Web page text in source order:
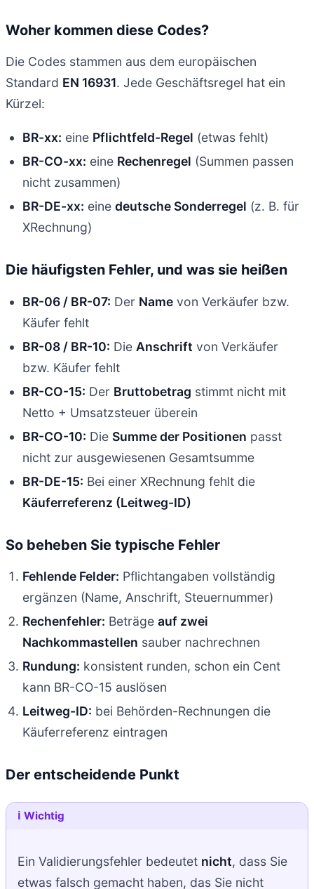
Woher kommen diese Codes?
Die Codes stammen aus dem europäischen
Standard EN 16931. Jede Geschäftsregel hat ein
Kürzel:
BR-xx: eine Pflichtfeld-Regel (etwas fehlt)
BR-CO-xx: eine Rechenregel (Summen passen
nicht zusammen)
BR-DE-xx: eine deutsche Sonderregel (z. B. für
XRechnung)
Die häufigsten Fehler, und was sie heißen
BR-06 / BR-07: Der Name von Verkäufer bzw.
Käufer fehlt
BR-08 / BR-10: Die Anschrift von Verkäufer
bzw. Käufer fehlt
BR-CO-15: Der Bruttobetrag stimmt nicht mit
Netto + Umsatzsteuer überein
BR-CO-10: Die Summe der Positionen passt
nicht zur ausgewiesenen Gesamtsumme
BR-DE-15: Bei einer XRechnung fehlt die
Käuferreferenz (Leitweg-ID)
So beheben Sie typische Fehler
Fehlende Felder: Pflichtangaben vollständig
ergänzen (Name, Anschrift, Steuernummer)
Rechenfehler: Beträge auf zwei
Nachkommastellen sauber nachrechnen
Rundung: konsistent runden, schon ein Cent
kann BR-CO-15 auslösen
Leitweg-ID: bei Behörden-Rechnungen die
Käuferreferenz eintragen
Der entscheidende Punkt
ℹ️ Wichtig
Ein Validierungsfehler bedeutet nicht, dass Sie
etwas falsch gemacht haben, das Sie nicht